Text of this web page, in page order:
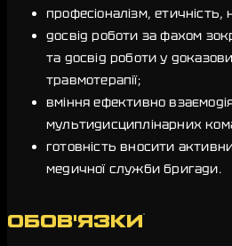
професіоналізм, етичність,
досвід роботи за фахом
та досвід роботи у
травмотерапії;
вміння ефективно
мультидисциплінарних
готовність вносити
медичної служби бригади.
ОБОВ'ЯЗКИ